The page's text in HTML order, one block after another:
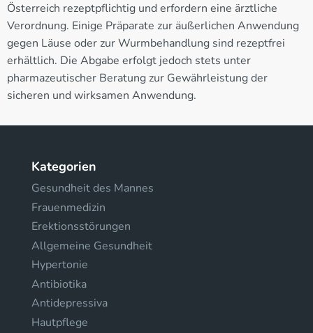
Österreich rezeptpflichtig und erfordern eine ärztliche
Verordnung. Einige Präparate zur äußerlichen Anwendung
gegen Läuse oder zur Wurmbehandlung sind rezeptfrei
erhältlich. Die Abgabe erfolgt jedoch stets unter
pharmazeutischer Beratung zur Gewährleistung der
sicheren und wirksamen Anwendung.
Kategorien
Gesundheit des Mannes
Frauenmedizin
Erektionsstörungen
Allgemeine Gesundheit
Hypertonie
Antibiotika
Antidepressiva
Hautpflege